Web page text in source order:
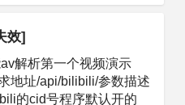
效]
解析第一个视频演示
地址/api/bilibili/参数描述
的cid号程序默认开的